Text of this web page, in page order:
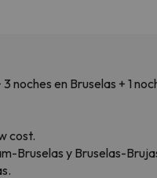
en Bruselas + 1
cost.
Bruselas y Bruselas-